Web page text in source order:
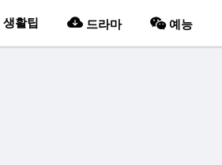
생활팁 드라마 예능